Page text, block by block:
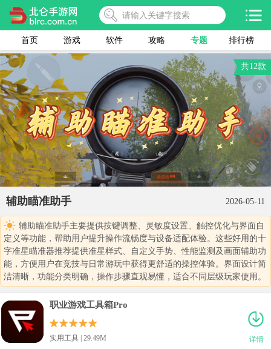
首页 游戏 软件 攻略 专题 排行榜
共12款
辅助瞄准助手 2026-05-11
辅助瞄准助手主要提供按键调整、灵敏度设置、触控优化与界面自
定义等功能，帮助用户提升操作流畅度与设备适配体验。这些好用的十
字准星瞄准器推荐提供准星样式、自定义手势、性能监测及画面辅助功
能，方便用户在竞技与日常游玩中获得更舒适的操控体验。界面设计简
洁清晰，功能分类明确，操作步骤直观易懂，适合不同层级玩家使用。
详情
职业游戏工具箱Pro
实用工具 | 29.49M